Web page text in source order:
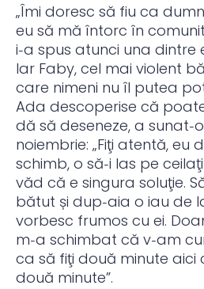
„Îmi doresc să fiu ca
eu să mă întorc în
i‑a spus atunci una dintre
Iar Faby, cel mai violent
care nimeni nu îl putea
Ada descoperise că
dă să deseneze, a
noiembrie: „Fiţi atentă, eu
schimb, o să‑i las pe
văd că e singura soluţie.
bătut și dup‑aia o iau de
vorbesc frumos cu ei.
m‑a schimbat că v‑am
ca să fiţi două minute aici
două minute”.